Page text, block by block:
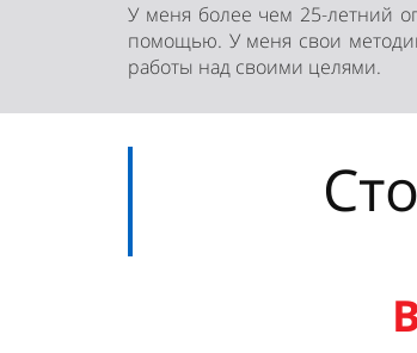
У меня более чем 25-летний
помощью. У меня свои
работы над своими целями.